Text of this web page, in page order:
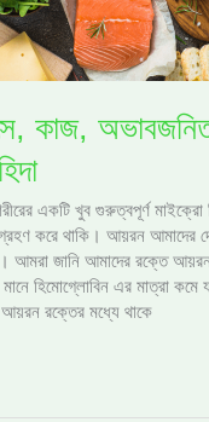
কাজ,
একটি খুব গুরুত্বপূর্ণ মাইক্রো
গ্রহণ করে থাকি। আয়রন আমাদের
আমরা জানি আমাদের রক্তে
হিমোগ্লোবিন এর মাত্রা কমে
রক্তের মধ্যে থাকে